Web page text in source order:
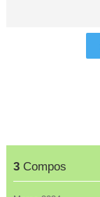
3Compos